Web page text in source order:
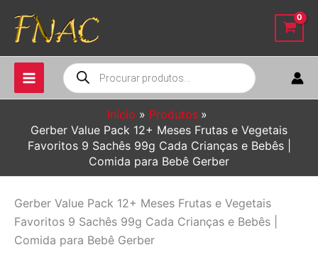
para
conteúdo
Pesquisar
produtos
Início
Produtos
Gerber Value Pack 12+ Meses Frutas e Vegetais
Favoritos 9 Sachês 99g Cada Crianças e Bebês |
Comida para Bebê Gerber
Gerber Value Pack 12+ Meses Frutas e Vegetais
Favoritos 9 Sachês 99g Cada Crianças e Bebês |
Comida para Bebê Gerber